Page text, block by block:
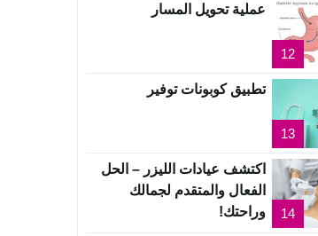
12
عملية تحويل المسار
13
تطبيق كوبونات توفير
14
اكتشف عيادات الليزر – الحل
الفعال والمتقدم لجمالك
وراحتك!